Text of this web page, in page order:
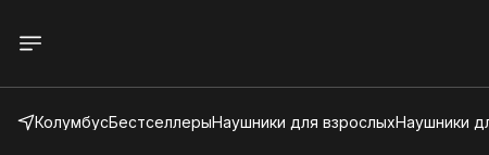
КолумбусБестселлерыНаушники для взрослыхНаушники